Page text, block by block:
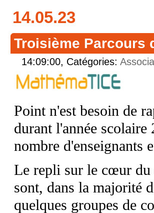
14.05.23
Troisième Parcours
14:09:00, Catégories:
Point n'est besoin de
durant l'année
nombre d'enseignants
Le repli sur le cœur du
sont, dans la majorité
quelques groupes de